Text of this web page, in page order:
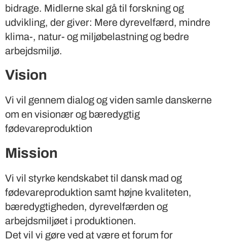
bidrage. Midlerne skal gå til forskning og
udvikling, der giver: Mere dyrevelfærd, mindre
klima-, natur- og miljøbelastning og bedre
arbejdsmiljø.
Vision
Vi vil gennem dialog og viden samle danskerne
om en visionær og bæredygtig
fødevareproduktion
Mission
Vi vil styrke kendskabet til dansk mad og
fødevareproduktion samt højne kvaliteten,
bæredygtigheden, dyrevelfærden og
arbejdsmiljøet i produktionen.
Det vil vi gøre ved at være et forum for